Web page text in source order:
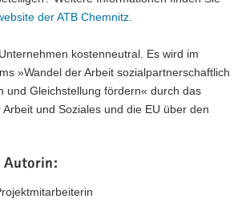
der ATB Chemnitz
kostenneutral. Es wird im
»Wandel der Arbeit sozialpartnerschaftlich
und Gleichstellung fördern« durch das
und Soziales und die EU über den
Autorin: